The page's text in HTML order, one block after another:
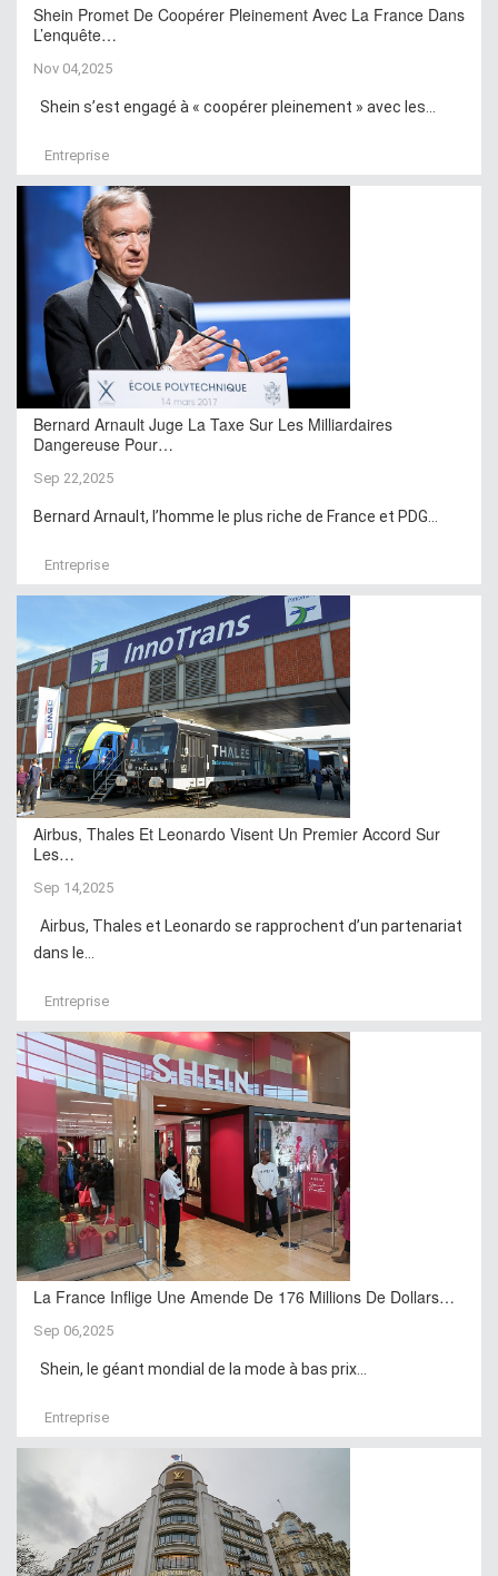
Shein Promet De Coopérer Pleinement Avec La France Dans
L’enquête…
Nov 04,2025
Shein s’est engagé à « coopérer pleinement » avec les...
Entreprise
Bernard Arnault Juge La Taxe Sur Les Milliardaires
Dangereuse Pour…
Sep 22,2025
Bernard Arnault, l’homme le plus riche de France et PDG...
Entreprise
Airbus, Thales Et Leonardo Visent Un Premier Accord Sur
Les…
Sep 14,2025
Airbus, Thales et Leonardo se rapprochent d’un partenariat
dans le...
Entreprise
La France Inflige Une Amende De 176 Millions De Dollars…
Sep 06,2025
Shein, le géant mondial de la mode à bas prix...
Entreprise